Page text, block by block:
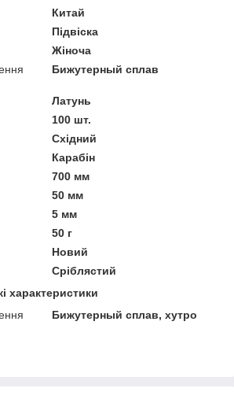
Китай
Підвіска
Жіноча
Бижутерный сплав
Латунь
100 шт.
Східний
Карабін
700 мм
50 мм
5 мм
50 г
Новий
Сріблястий
характеристики
Бижутерный сплав, хутро